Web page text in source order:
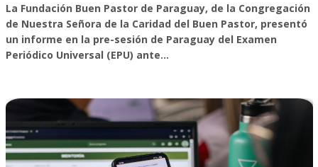
La Fundación Buen Pastor de Paraguay, de la Congregación
de Nuestra Señora de la Caridad del Buen Pastor, presentó
un informe en la pre-sesión de Paraguay del Examen
Periódico Universal (EPU) ante...